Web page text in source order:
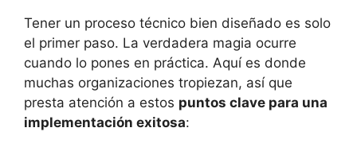
Tener un proceso técnico bien diseñado es solo
el primer paso. La verdadera magia ocurre
cuando lo pones en práctica. Aquí es donde
muchas organizaciones tropiezan, así que
presta atención a estos puntos clave para una
implementación exitosa: